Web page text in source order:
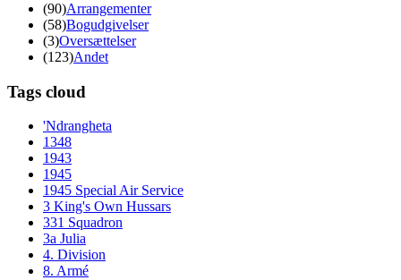
(90)Arrangementer
(58)Bogudgivelser
(3)Oversættelser
(123)Andet
Tags cloud
'Ndrangheta
1348
1943
1945
1945 Special Air Service
3 King's Own Hussars
331 Squadron
3a Julia
4. Division
8. Armé